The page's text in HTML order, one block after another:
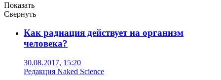
Показать
Свернуть
Как радиация действует на организм
человека?
30.08.2017, 15:20
Редакция Naked Science